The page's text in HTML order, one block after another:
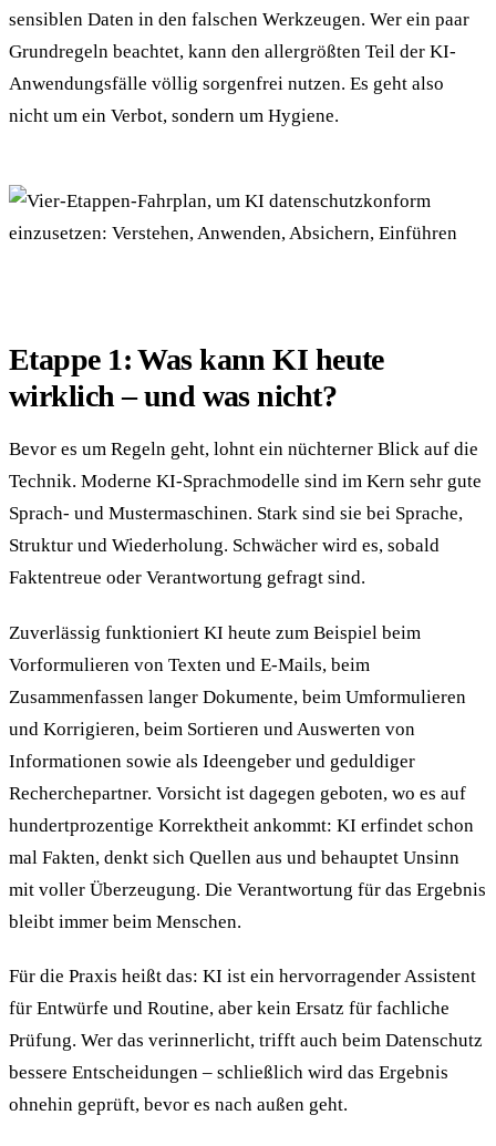
sensiblen Daten in den falschen Werkzeugen. Wer ein paar
Grundregeln beachtet, kann den allergrößten Teil der KI-
Anwendungsfälle völlig sorgenfrei nutzen. Es geht also
nicht um ein Verbot, sondern um Hygiene.
Etappe 1: Was kann KI heute
wirklich – und was nicht?
Bevor es um Regeln geht, lohnt ein nüchterner Blick auf die
Technik. Moderne KI-Sprachmodelle sind im Kern sehr gute
Sprach- und Mustermaschinen. Stark sind sie bei Sprache,
Struktur und Wiederholung. Schwächer wird es, sobald
Faktentreue oder Verantwortung gefragt sind.
Zuverlässig funktioniert KI heute zum Beispiel beim
Vorformulieren von Texten und E-Mails, beim
Zusammenfassen langer Dokumente, beim Umformulieren
und Korrigieren, beim Sortieren und Auswerten von
Informationen sowie als Ideengeber und geduldiger
Recherchepartner. Vorsicht ist dagegen geboten, wo es auf
hundertprozentige Korrektheit ankommt: KI erfindet schon
mal Fakten, denkt sich Quellen aus und behauptet Unsinn
mit voller Überzeugung. Die Verantwortung für das Ergebnis
bleibt immer beim Menschen.
Für die Praxis heißt das: KI ist ein hervorragender Assistent
für Entwürfe und Routine, aber kein Ersatz für fachliche
Prüfung. Wer das verinnerlicht, trifft auch beim Datenschutz
bessere Entscheidungen – schließlich wird das Ergebnis
ohnehin geprüft, bevor es nach außen geht.